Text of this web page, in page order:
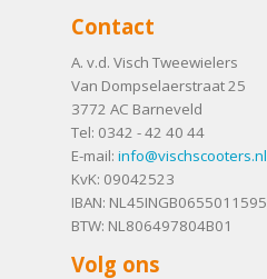
Contact
A. v.d. Visch Tweewielers
Van Dompselaerstraat 25
3772 AC Barneveld
Tel: 0342 - 42 40 44
E-mail: info@vischscooters.nl
KvK: 09042523
IBAN: NL45INGB0655011595
BTW: NL806497804B01
Volg ons